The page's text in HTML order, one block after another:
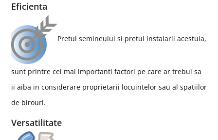
Eficienta
Pretul semineului si pretul instalarii acestuia,
sunt printre cei mai importanti factori pe care ar trebui sa
ii aiba in considerare proprietarii locuintelor sau al spatiilor
de birouri.
Versatilitate